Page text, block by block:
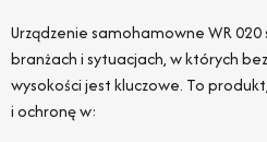
Urządzenie samohamowne WR
branżach i sytuacjach, w których
wysokości jest kluczowe. To
i ochronę w: